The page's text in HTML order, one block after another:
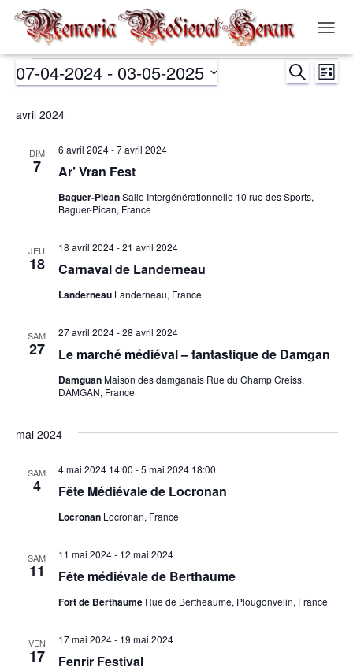
LA
Évènements
et
LISTE
07-04-2024 - 03-05-2025
une
avril 2024
DIM
7 Ar’ Vran Fest
6 avril 2024-7 avril 2024
Baguer-PicanSalle Intergénérationnelle 10 rue des Sports,
Baguer-Pican, France
JEU
18 Carnaval de Landerneau
18 avril 2024-21 avril 2024
Landerneau Landerneau, France
SAM
27 Le marché médiéval – fantastique de Damgan
27 avril 2024-28 avril 2024
DamguanMaison des damganais Rue du Champ Creiss,
DAMGAN, France
mai 2024
SAM
4 Fête Médiévale de Locronan
4 mai 2024 14:00 -5 mai 2024 18:00
Locronan Locronan, France
SAM
11 Fête médiévale de Berthaume
11 mai 2024- 12 mai 2024
Fort de Berthaume Rue de Bertheaume, Plougonvelin, France
VEN
17 Fenrir Festival
17 mai 2024- 19 mai 2024